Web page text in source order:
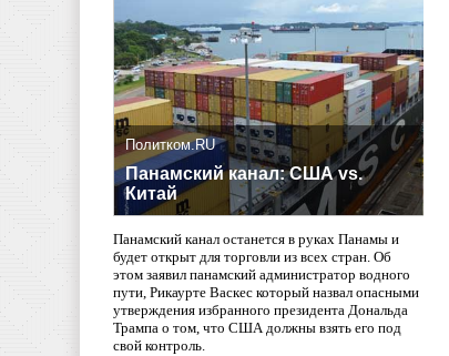
Политком.RU
Панамский канал: США vs.
Китай
Панамский канал останется в руках Панамы и
будет открыт для торговли из всех стран. Об
этом заявил панамский администратор водного
пути, Рикаурте Васкес который назвал опасными
утверждения избранного президента Дональда
Трампа о том, что США должны взять его под
свой контроль.